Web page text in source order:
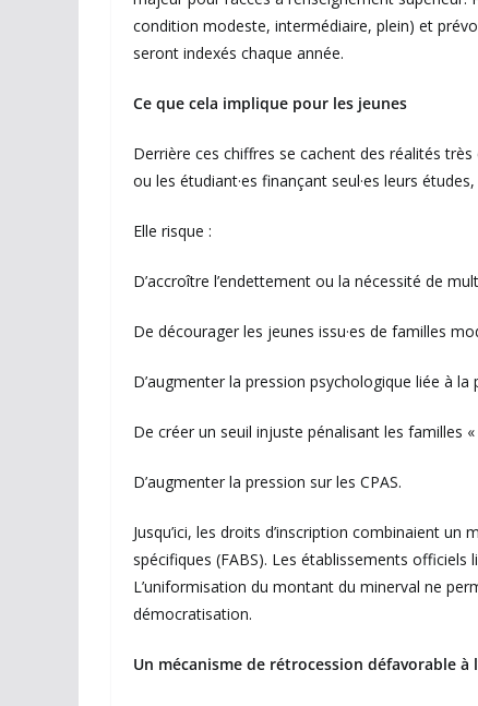
condition modeste, intermédiaire, plein) et
seront indexés chaque année.
Ce que cela implique pour les jeunes
Derrière ces chiffres se cachent des réalités
ou les étudiant·es finançant seul·es leurs
Elle risque :
D’accroître l’endettement ou la nécessité de
De décourager les jeunes issu·es de familles
D’augmenter la pression psychologique liée à la
De créer un seuil injuste pénalisant les familles
D’augmenter la pression sur les CPAS.
Jusqu’ici, les droits d’inscription combinaient
spécifiques (FABS). Les établissements officiels
L’uniformisation du montant du minerval ne
démocratisation.
Un mécanisme de rétrocession défavorable à